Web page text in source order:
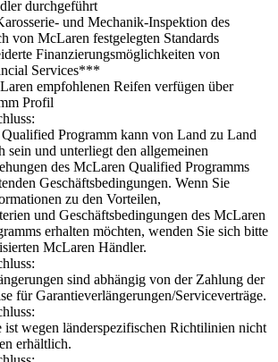
durchgeführt
und Mechanik-Inspektion des
von McLaren festgelegten Standards
Finanzierungsmöglichkeiten von
Services***
empfohlenen Reifen verfügen über
Profil
Programm kann von Land zu Land
sein und unterliegt den allgemeinen
des McLaren Qualified Programms
Geschäftsbedingungen. Wenn Sie
zu den Vorteilen,
und Geschäftsbedingungen des McLaren
erhalten möchten, wenden Sie sich bitte
McLaren Händler.
sind abhängig von der Zahlung der
für Garantieverlängerungen/Serviceverträge.
wegen länderspezifischen Richtilinien nicht
erhältlich.